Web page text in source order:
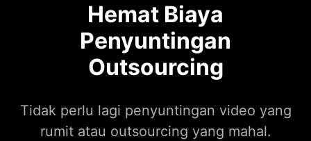
Hemat Biaya
Penyuntingan
Outsourcing
Tidak perlu lagi penyuntingan video yang
rumit atau outsourcing yang mahal.